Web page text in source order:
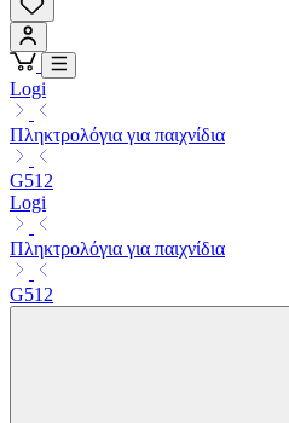
Logi
Πληκτρολόγια για παιχνίδια
G512
Logi
Πληκτρολόγια για παιχνίδια
G512